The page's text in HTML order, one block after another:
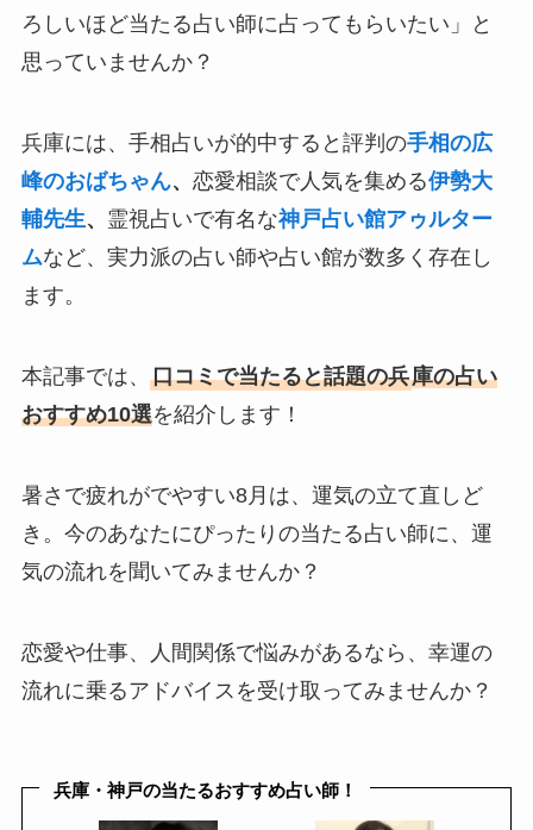
ろしいほど当たる占い師に占ってもらいたい」と
思っていませんか？
兵庫には、手相占いが的中すると評判の手相の広
峰のおばちゃん、 恋愛相談で人気を集める伊勢大
輔先生、 霊視占いで有名な神戸占い館アゥルター
ムなど、実力派の占い師や占い館が数多く存在し
ます。
本記事では、 口コミで当たると話題の兵庫の占い
おすすめ10選を紹介します！
暑さで疲れがでやすい8月は、運気の立て直しど
き。今のあなたにぴったりの当たる占い師に、運
気の流れを聞いてみませんか？
恋愛や仕事、人間関係で悩みがあるなら、幸運の
流れに乗るアドバイスを受け取ってみませんか？
兵庫・神戸の当たるおすすめ占い師！